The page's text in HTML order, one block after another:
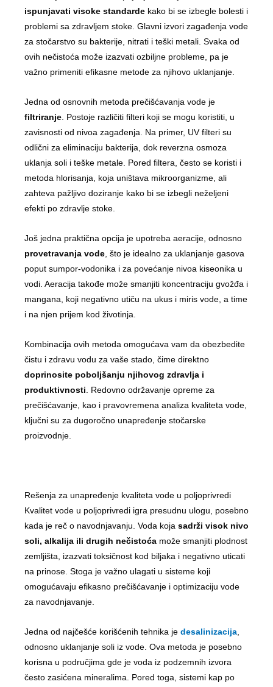
ispunjavati visoke standarde kako bi se izbegle bolesti i
problemi sa zdravljem stoke. Glavni izvori zagađenja vode
za stočarstvo su bakterije, nitrati i teški metali. Svaka od
ovih nečistoća može izazvati ozbiljne probleme, pa je
važno primeniti efikasne metode za njihovo uklanjanje.
Jedna od osnovnih metoda prečišćavanja vode je
filtriranje . Postoje različiti filteri koji se mogu koristiti, u
zavisnosti od nivoa zagađenja. Na primer, UV filteri su
odlični za eliminaciju bakterija, dok reverzna osmoza
uklanja soli i teške metale. Pored filtera, često se koristi i
metoda hlorisanja, koja uništava mikroorganizme, ali
zahteva pažljivo doziranje kako bi se izbegli neželjeni
efekti po zdravlje stoke.
Još jedna praktična opcija je upotreba aeracije, odnosno
provetravanja vode , što je idealno za uklanjanje gasova
poput sumpor-vodonika i za povećanje nivoa kiseonika u
vodi. Aeracija takođe može smanjiti koncentraciju gvožđa i
mangana, koji negativno utiču na ukus i miris vode, a time
i na njen prijem kod životinja.
Kombinacija ovih metoda omogućava vam da obezbedite
čistu i zdravu vodu za vaše stado, čime direktno
doprinosite poboljšanju njihovog zdravlja i
produktivnosti . Redovno održavanje opreme za
prečišćavanje, kao i pravovremena analiza kvaliteta vode,
ključni su za dugoročno unapređenje stočarske
proizvodnje.
Rešenja za unapređenje kvaliteta vode u poljoprivredi
Kvalitet vode u poljoprivredi igra presudnu ulogu, posebno
kada je reč o navodnjavanju. Voda koja sadrži visok nivo
soli, alkalija ili drugih nečistoća može smanjiti plodnost
zemljišta, izazvati toksičnost kod biljaka i negativno uticati
na prinose. Stoga je važno ulagati u sisteme koji
omogućavaju efikasno prečišćavanje i optimizaciju vode
za navodnjavanje.
Jedna od najčešće korišćenih tehnika je desalinizacija
odnosno uklanjanje soli iz vode. Ova metoda je posebno
korisna u područjima gde je voda iz podzemnih izvora
često zasićena mineralima. Pored toga, sistemi kap po